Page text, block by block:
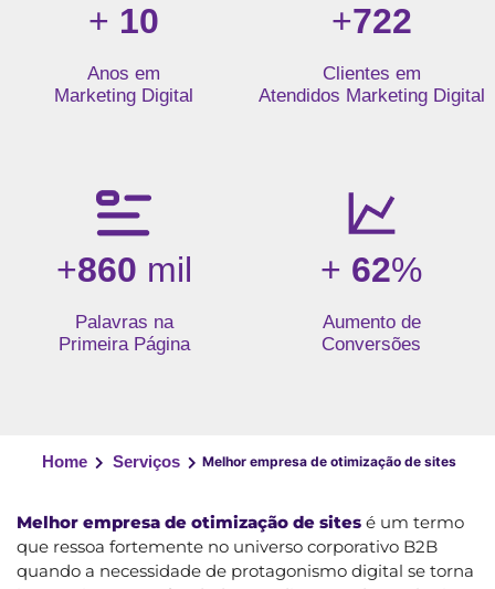
+ 10
Anos em
Marketing Digital
+722
Clientes em
Atendidos Marketing Digital
+860 mil
Palavras na
Primeira Página
+ 62%
Aumento de
Conversões
Home Serviços Melhor empresa de otimização de sites
Melhor empresa de otimização de sites é um termo
que ressoa fortemente no universo corporativo B2B
quando a necessidade de protagonismo digital se torna